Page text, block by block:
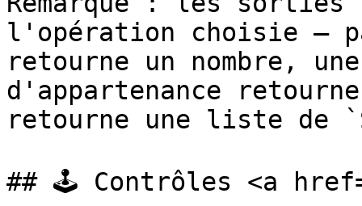
l'opération choisie —
retourne un nombre,
d'appartenance
retourne une liste de
## 🕹️ Contrôles <a